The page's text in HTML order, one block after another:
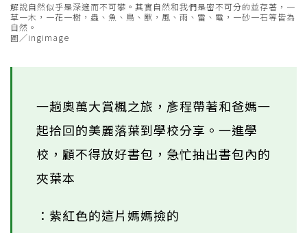
解說自然似乎是深邃而不可攀。其實自然和我們是密不可分的並存著，一
草一木，一花一樹，蟲、魚、鳥、獸，風、雨、雷、電，一砂一石等皆為
自然。
圖／ingimage
一趟奧萬大賞楓之旅，彥程帶著和爸媽一
起拾回的美麗落葉到學校分享。一進學
校，顧不得放好書包，急忙抽出書包內的
夾葉本
：紫紅色的這片媽媽撿的